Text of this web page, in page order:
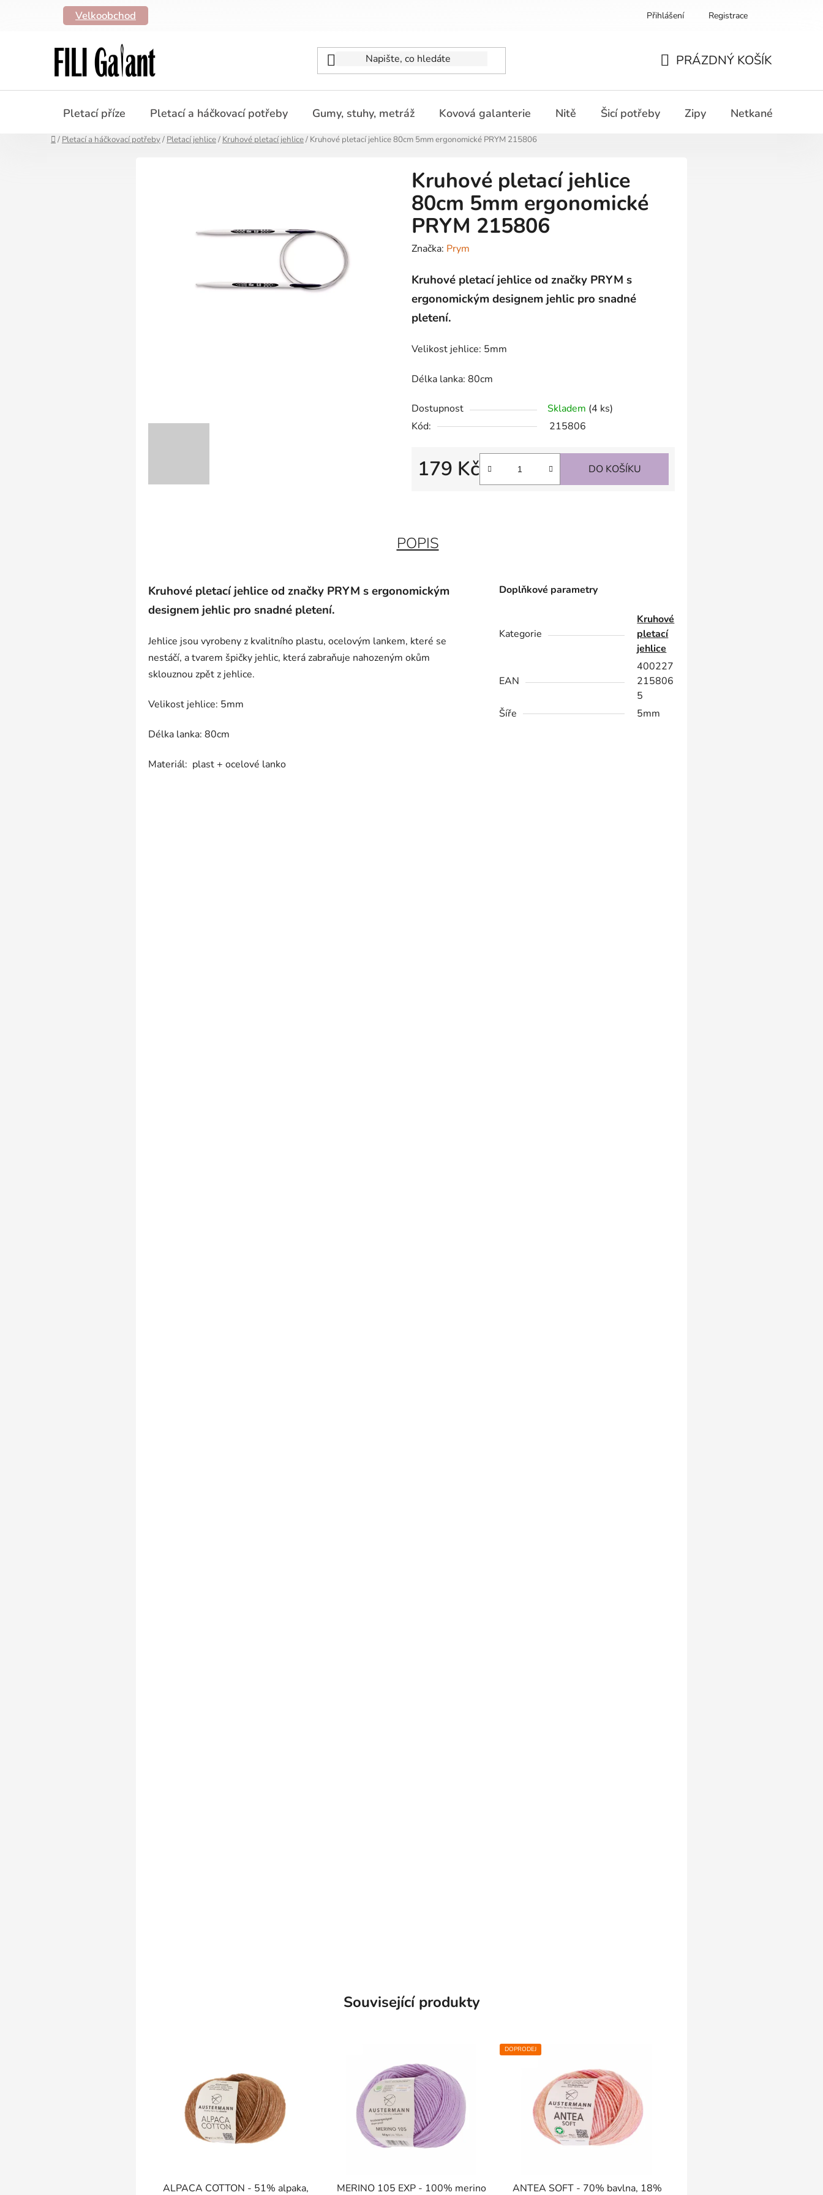
Velkoobchod Přihlášení Registrace
KOŠÍK
PRÁZDNÝ KOŠÍK
Pletací příze Pletací a háčkovací potřeby Gumy, stuhy, metráž Kovová galanterie Nitě Šicí potřeby Zipy Netkané textilie
Domů
/ Pletací a háčkovací potřeby/ Pletací jehlice/ Kruhové pletací jehlice/ Kruhové pletací jehlice 80cm 5mm ergonomické PRYM 215806
Kruhové pletací jehlice
80cm 5mm ergonomické
PRYM 215806
Značka: Prym
Kruhové pletací jehlice od značky PRYM s
ergonomickým designem jehlic pro snadné
pletení.
Velikost jehlice: 5mm
Délka lanka: 80cm
Dostupnost Skladem (4 ks)
Kód:
215806
179 Kč DO KOŠÍKU
POPIS
Kruhové pletací jehlice od značky PRYM s ergonomickým
designem jehlic pro snadné pletení.
Jehlice jsou vyrobeny z kvalitního plastu, ocelovým lankem, které se
nestáčí, a tvarem špičky jehlic, která zabraňuje nahozeným okům
sklouznou zpět z jehlice.
Velikost jehlice: 5mm
Délka lanka: 80cm
Materiál: plast + ocelové lanko
Doplňkové parametry
Kategorie
Kruhové
pletací
jehlice
EAN
400227
215806
5
Šíře
5mm
Související produkty
ALPACA COTTON - 51% alpaka,
MERINO 105 EXP - 100% merino
DOPRODEJ
ANTEA SOFT - 70% bavlna, 18%